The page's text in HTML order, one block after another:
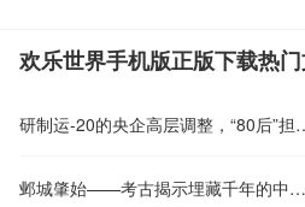
欢乐世界手机版正版下载热
研制运-20的央
邺城肇始——考古揭示埋藏千年的中国都城秘密